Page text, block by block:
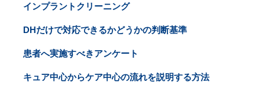
インプラントクリーニング
DHだけで対応できるかどうかの判断基準
患者へ実施すべきアンケート
キュア中心からケア中心の流れを説明する方法